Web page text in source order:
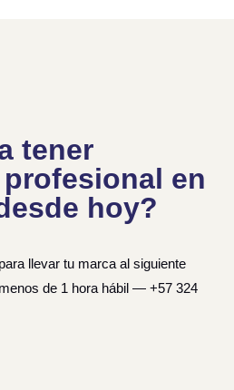
tener
en
hoy?
llevar tu marca al siguiente
de 1 hora hábil — +57 324